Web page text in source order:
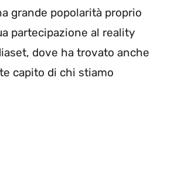
grande popolarità proprio
partecipazione al reality
dove ha trovato anche
capito di chi stiamo